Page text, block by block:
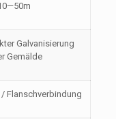
Galvanisierung
Gemälde
Flanschverbindung